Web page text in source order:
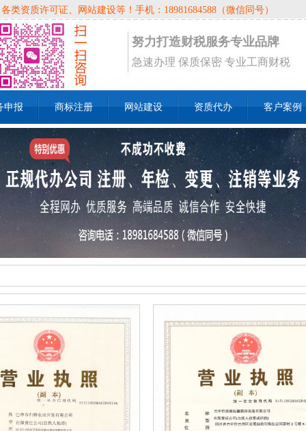
资质许可证、网站建设等！手机：18981684588（微信同号）
努力打造财税服务专业品牌
急速办理 保质保密 专业工商财税
申报 商标注册 网站建设 资质代办 客户案例